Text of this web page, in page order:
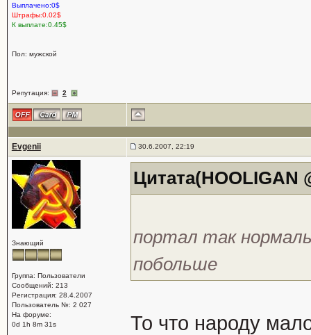
Выплачено:0$
Штрафы:0.02$
К выплате:0.45$
Пол: мужской
Репутация: 2
Evgenii 30.6.2007, 22:19
Знающий
Группа: Пользователи
Сообщений: 213
Регистрация: 28.4.2007
Пользователь №: 2 027
На форуме:
0d 1h 8m 31s
Цитата(HOOLIGAN
портал так
побольше
То что народу